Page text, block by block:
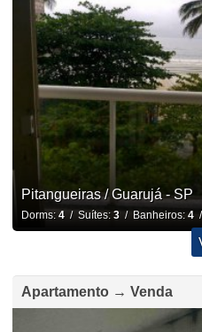
Pitangueiras / Guarujá - SP
Dorms: 4/ Suítes: 3/ Banheiros: 4/
Apartamento → Venda